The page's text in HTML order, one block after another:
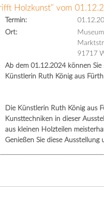
Holzkunst" vom
Termin:
Ort:
91717
Ab dem 01.12.2024 können
Künstlerin Ruth König aus
Die Künstlerin Ruth König aus
Kunsttechniken in dieser
aus kleinen Holzteilen
Genießen Sie diese